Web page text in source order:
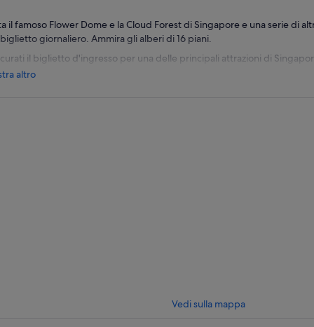
il famoso Flower Dome e la Cloud Forest di Singapore e una serie di
giornaliero. Ammira gli alberi di 16 piani.
il biglietto d'ingresso per una delle principali attrazioni di
una serie di giardini ricchi di flora e fauna inseriti in strutture interne
altro
Vedi sulla mappa